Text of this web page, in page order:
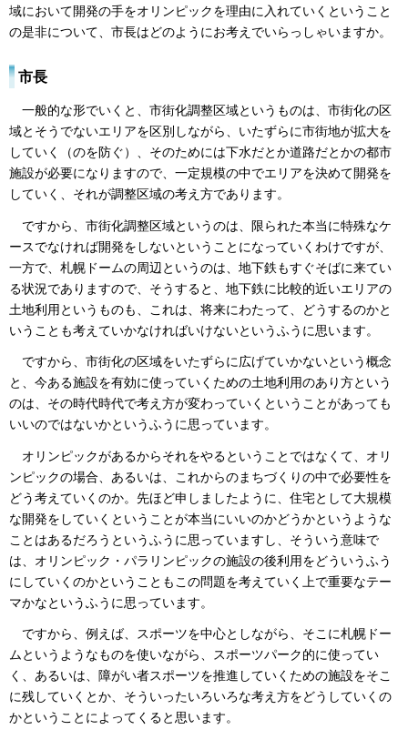
域において開発の手をオリンピックを理由に入れていくということ
の是非について、市長はどのようにお考えでいらっしゃいますか。
市長
一般的な形でいくと、市街化調整区域というものは、市街化の区
域とそうでないエリアを区別しながら、いたずらに市街地が拡大を
していく（のを防ぐ）、そのためには下水だとか道路だとかの都市
施設が必要になりますので、一定規模の中でエリアを決めて開発を
していく、それが調整区域の考え方であります。
ですから、市街化調整区域というのは、限られた本当に特殊なケ
ースでなければ開発をしないということになっていくわけですが、
一方で、札幌ドームの周辺というのは、地下鉄もすぐそばに来てい
る状況でありますので、そうすると、地下鉄に比較的近いエリアの
土地利用というものも、これは、将来にわたって、どうするのかと
いうことも考えていかなければいけないというふうに思います。
ですから、市街化の区域をいたずらに広げていかないという概念
と、今ある施設を有効に使っていくための土地利用のあり方という
のは、その時代時代で考え方が変わっていくということがあっても
いいのではないかというふうに思っています。
オリンピックがあるからそれをやるということではなくて、オリ
ンピックの場合、あるいは、これからのまちづくりの中で必要性を
どう考えていくのか。先ほど申しましたように、住宅として大規模
な開発をしていくということが本当にいいのかどうかというような
ことはあるだろうというふうに思っていますし、そういう意味で
は、オリンピック・パラリンピックの施設の後利用をどういうふう
にしていくのかということもこの問題を考えていく上で重要なテー
マかなというふうに思っています。
ですから、例えば、スポーツを中心としながら、そこに札幌ドー
ムというようなものを使いながら、スポーツパーク的に使ってい
く、あるいは、障がい者スポーツを推進していくための施設をそこ
に残していくとか、そういったいろいろな考え方をどうしていくの
かということによってくると思います。